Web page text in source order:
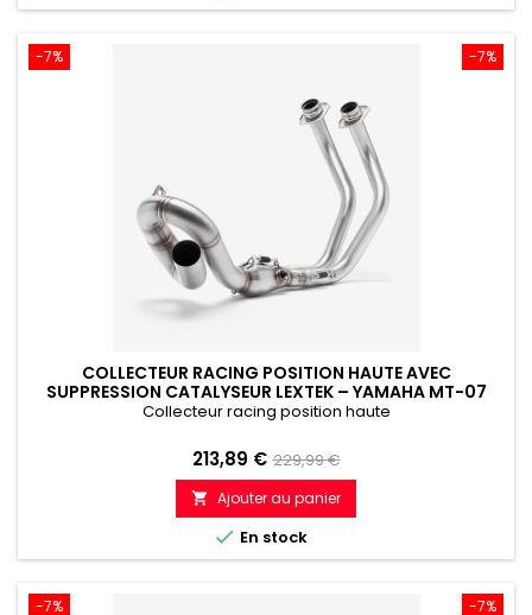
-7%
-7%
COLLECTEUR RACING POSITION HAUTE AVEC
SUPPRESSION CATALYSEUR LEXTEK – YAMAHA MT-07
(2014-2022)
Collecteur racing position haute
Prix
213,89 € Prix
de
référence
229,99 €
 Ajouter au panier
 En stock
-7%
-7%